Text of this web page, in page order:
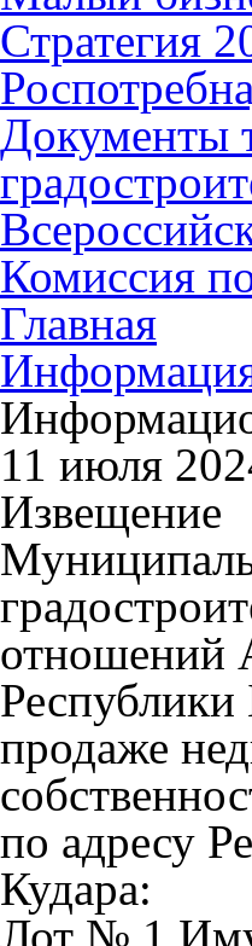
Стратегия
Документы
Комиссия
Главная
11 июля
Извещение
отношений
Республики
продаже
по адресу
Кудара: